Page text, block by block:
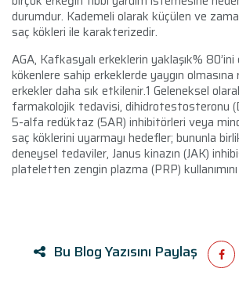
durumdur. Kademeli olarak küçülen ve
saç kökleri ile karakterizedir.
AGA, Kafkasyalı erkeklerin yaklaşık%
kökenlere sahip erkeklerde yaygın
erkekler daha sık etkilenir.1 Geleneksel
farmakolojik tedavisi, dihidrotestosteronu
5-alfa redüktaz (5AR) inhibitörleri veya
saç köklerini uyarmayı hedefler; bununla
deneysel tedaviler, Janus kinazın (JAK)
plateletten zengin plazma (PRP)
Bu Blog Yazısını Paylaş